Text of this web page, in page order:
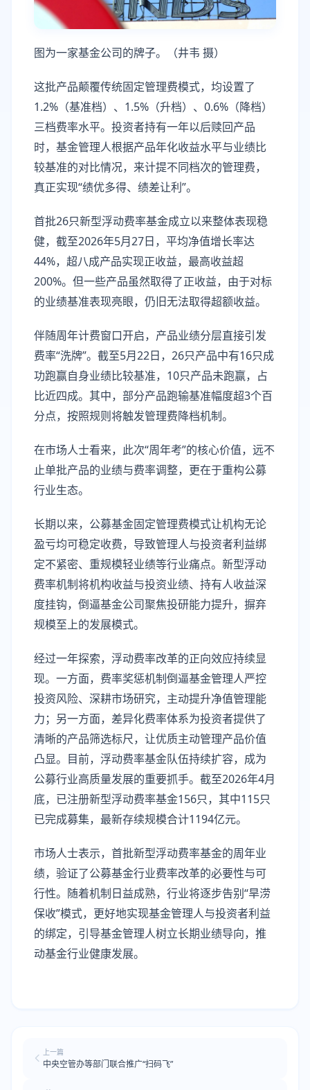
图为一家基金公司的牌子。（井韦 摄）
这批产品颠覆传统固定管理费模式，均设置了
1.2%（基准档）、1.5%（升档）、0.6%（降档）
三档费率水平。投资者持有一年以后赎回产品
时，基金管理人根据产品年化收益水平与业绩比
较基准的对比情况，来计提不同档次的管理费，
真正实现“绩优多得、绩差让利”。
首批26只新型浮动费率基金成立以来整体表现稳
健，截至2026年5月27日，平均净值增长率达
44%，超八成产品实现正收益，最高收益超
200%。但一些产品虽然取得了正收益，由于对标
的业绩基准表现亮眼，仍旧无法取得超额收益。
伴随周年计费窗口开启，产品业绩分层直接引发
费率“洗牌”。截至5月22日，26只产品中有16只成
功跑赢自身业绩比较基准，10只产品未跑赢，占
比近四成。其中，部分产品跑输基准幅度超3个百
分点，按照规则将触发管理费降档机制。
在市场人士看来，此次“周年考”的核心价值，远不
止单批产品的业绩与费率调整，更在于重构公募
行业生态。
长期以来，公募基金固定管理费模式让机构无论
盈亏均可稳定收费，导致管理人与投资者利益绑
定不紧密、重规模轻业绩等行业痛点。新型浮动
费率机制将机构收益与投资业绩、持有人收益深
度挂钩，倒逼基金公司聚焦投研能力提升，摒弃
规模至上的发展模式。
经过一年探索，浮动费率改革的正向效应持续显
现。一方面，费率奖惩机制倒逼基金管理人严控
投资风险、深耕市场研究，主动提升净值管理能
力；另一方面，差异化费率体系为投资者提供了
清晰的产品筛选标尺，让优质主动管理产品价值
凸显。目前，浮动费率基金队伍持续扩容，成为
公募行业高质量发展的重要抓手。截至2026年4月
底，已注册新型浮动费率基金156只，其中115只
已完成募集，最新存续规模合计1194亿元。
市场人士表示，首批新型浮动费率基金的周年业
绩，验证了公募基金行业费率改革的必要性与可
行性。随着机制日益成熟，行业将逐步告别“旱涝
保收”模式，更好地实现基金管理人与投资者利益
的绑定，引导基金管理人树立长期业绩导向，推
动基金行业健康发展。
上一篇
中央空管办等部门联合推广“扫码飞”